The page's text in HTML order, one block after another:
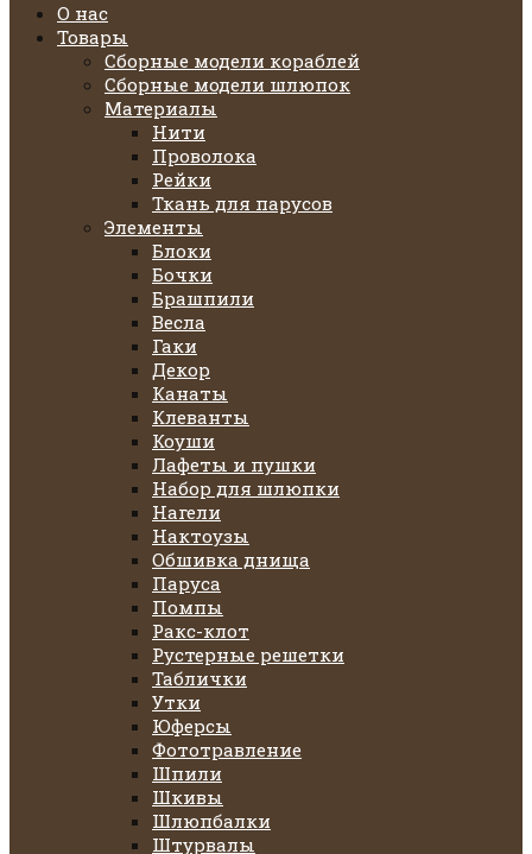
О нас
Товары
Сборные модели кораблей
Сборные модели шлюпок
Материалы
Нити
Проволока
Рейки
Ткань для парусов
Элементы
Блоки
Бочки
Брашпили
Весла
Гаки
Декор
Канаты
Клеванты
Коуши
Лафеты и пушки
Набор для шлюпки
Нагели
Нактоузы
Обшивка днища
Паруса
Помпы
Ракс-клот
Рустерные решетки
Таблички
Утки
Юферсы
Фототравление
Шпили
Шкивы
Шлюпбалки
Штурвалы